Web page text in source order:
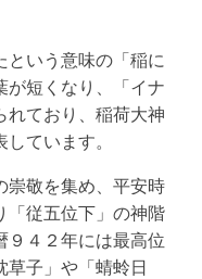
という意味の「稲に
が短くなり、「イナ
れており、稲荷大神
ています。
敬を集め、平安時
「従五位下」の神階
９４２年には最高位
草子」や「蜻蛉日